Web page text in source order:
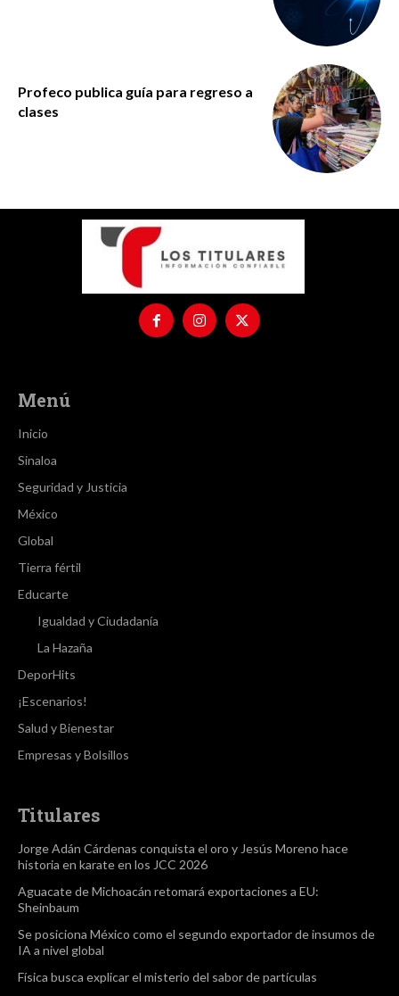
Profeco publica guía para regreso a
clases
Menú
Inicio
Sinaloa
Seguridad y Justicia
México
Global
Tierra fértil
Educarte
Igualdad y Ciudadanía
La Hazaña
DeporHits
¡Escenarios!
Salud y Bienestar
Empresas y Bolsillos
Titulares
Jorge Adán Cárdenas conquista el oro y Jesús Moreno hace
historia en karate en los JCC 2026
Aguacate de Michoacán retomará exportaciones a EU:
Sheinbaum
Se posiciona México como el segundo exportador de insumos de
IA a nivel global
Física busca explicar el misterio del sabor de partículas